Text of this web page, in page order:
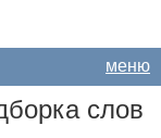
меню
слов